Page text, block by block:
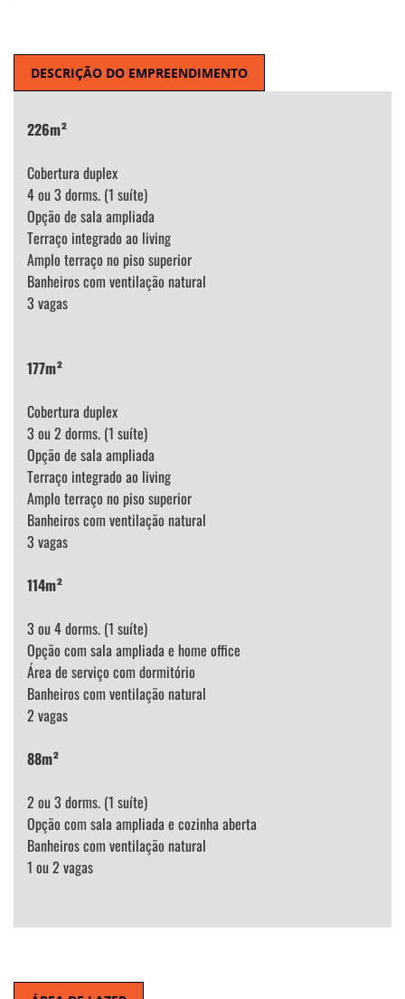
DESCRIÇÃO DO EMPREENDIMENTO
226m²
Cobertura duplex
4 ou 3 dorms. (1 suíte)
Opção de sala ampliada
Terraço integrado ao living
Amplo terraço no piso superior
Banheiros com ventilação natural
3 vagas
177m²
Cobertura duplex
3 ou 2 dorms. (1 suíte)
Opção de sala ampliada
Terraço integrado ao living
Amplo terraço no piso superior
Banheiros com ventilação natural
3 vagas
114m²
3 ou 4 dorms. (1 suíte)
Opção com sala ampliada e home office
Área de serviço com dormitório
Banheiros com ventilação natural
2 vagas
88m²
2 ou 3 dorms. (1 suíte)
Opção com sala ampliada e cozinha aberta
Banheiros com ventilação natural
1 ou 2 vagas